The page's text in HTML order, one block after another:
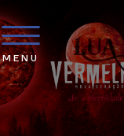
MENU